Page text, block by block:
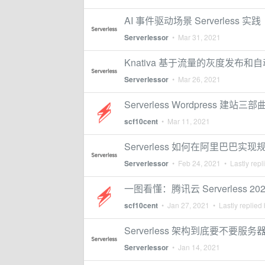
AI 事件驱动场景 Serverless 实践
Serverlessor • Mar 31, 2021
Knativa 基于流量的灰度发布和
Serverlessor • Mar 26, 2021
Serverless Wordpress 建站三部
scf10cent • Mar 11, 2021
Serverless 如何在阿里巴巴实现
Serverlessor • Feb 24, 2021 • Lastly
一图看懂：腾讯云 Serverless
scf10cent • Jan 27, 2021 • Lastly
Serverless 架构到底要不要服务
Serverlessor • Jan 14, 2021